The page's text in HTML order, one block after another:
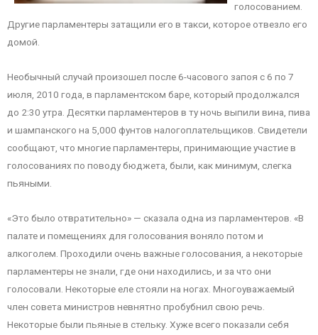
голосованием.
Другие парламентеры затащили его в такси, которое отвезло его
домой.
Необычный случай произошел после 6-часового запоя с 6 по 7
июля, 2010 года, в парламентском баре, который продолжался
до 2:30 утра. Десятки парламентеров в ту ночь выпили вина, пива
и шампанского на 5,000 фунтов налогоплательщиков. Свидетели
сообщают, что многие парламентеры, принимающие участие в
голосованиях по поводу бюджета, были, как минимум, слегка
пьяными.
«Это было отвратительно» — сказала одна из парламентеров. «В
палате и помещениях для голосования воняло потом и
алкоголем. Проходили очень важные голосования, а некоторые
парламентеры не знали, где они находились, и за что они
голосовали. Некоторые еле стояли на ногах. Многоуважаемый
член совета министров невнятно пробубнил свою речь.
Некоторые были пьяные в стельку. Хуже всего показали себя